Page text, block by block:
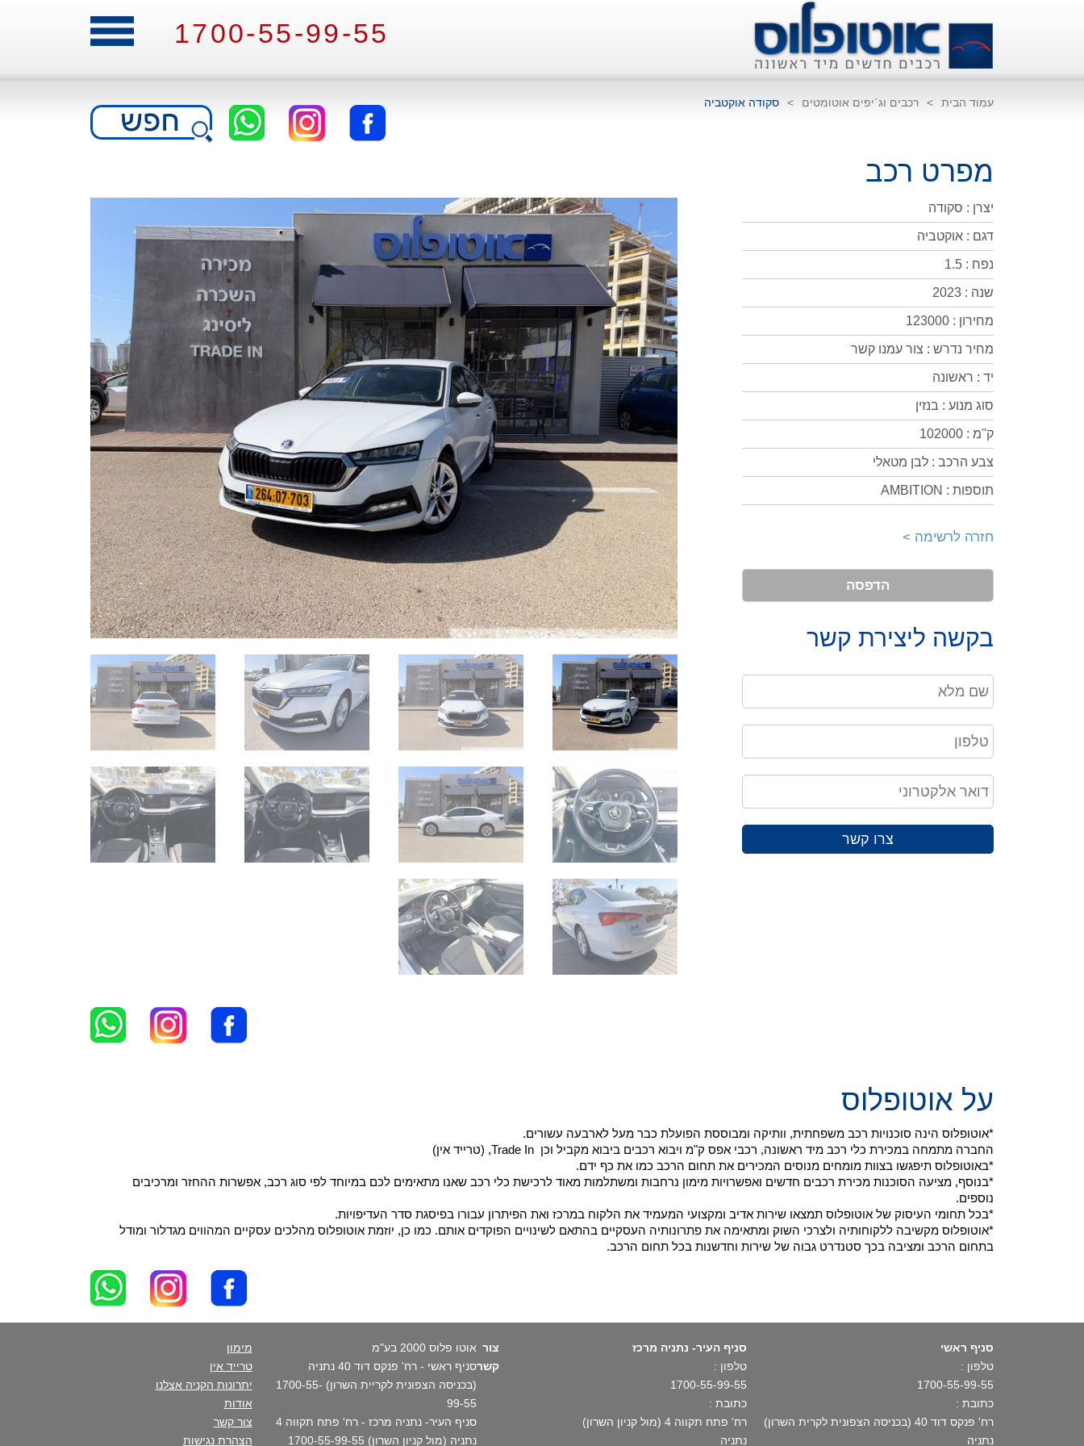
1700-55-99-55
עמוד הבית > רכבים וג´יפים אוטומטים > סקודה אוקטביה
מפרט רכב
יצרן : סקודה
דגם : אוקטביה
נפח : 1.5
שנה : 2023
מחירון : 123000
מחיר נדרש : צור עמנו קשר
יד : ראשונה
סוג מנוע : בנזין
ק''מ : 102000
צבע הרכב : לבן מטאלי
תוספות : AMBITION
חזרה לרשימה >
הדפסה
בקשה ליצירת קשר
צרו קשר
על אוטופלוס
*אוטופלוס הינה סוכנויות רכב משפחתית, וותיקה ומבוססת הפועלת כבר מעל לארבעה עשורים.
החברה מתמחה במכירת כלי רכב מיד ראשונה, רכבי אפס ק"מ ויבוא רכבים ביבוא מקביל וכן Trade In, (טרייד אין)
*באוטופלוס תיפגשו בצוות מומחים מנוסים המכירים את תחום הרכב כמו את כף ידם.
*בנוסף, מציעה הסוכנות מכירת רכבים חדשים ואפשרויות מימון נרחבות ומשתלמות מאוד לרכישת כלי רכב שאנו מתאימים לכם במיוחד לפי סוג רכב, אפשרות ההחזר ומרכיבים
נוספים.
*בכל תחומי העיסוק של אוטופלוס תמצאו שירות אדיב ומקצועי המעמיד את הלקוח במרכז ואת הפיתרון עבורו בפיסגת סדר העדיפויות.
*אוטופלוס מקשיבה ללקוחותיה ולצרכי השוק ומתאימה את פתרונותיה העסקיים בהתאם לשינויים הפוקדים אותם. כמו כן, יוזמת אוטופלוס מהלכים עסקיים המהווים מגדלור ומודל
בתחום הרכב ומציבה בכך סטנדרט גבוה של שירות וחדשנות בכל תחום הרכב.
סניף ראשי
טלפון :
1700-55-99-55
כתובת :
רח' פנקס דוד 40 (בכניסה הצפונית לקרית השרון)
נתניה
סניף העיר- נתניה מרכז
טלפון :
1700-55-99-55
כתובת :
רח' פתח תקווה 4 (מול קניון השרון)
נתניה
צור
קשר
אוטו פלוס 2000 בע"מ
סניף ראשי - רח' פנקס דוד 40 נתניה
(בכניסה הצפונית לקריית השרון) 1700-55-
99-55
סניף העיר- נתניה מרכז - רח' פתח תקווה 4
נתניה (מול קניון השרון) 1700-55-99-55
מימון
טרייד אין
יתרונות הקניה אצלנו
אודות
צור קשר
הצהרת נגישות